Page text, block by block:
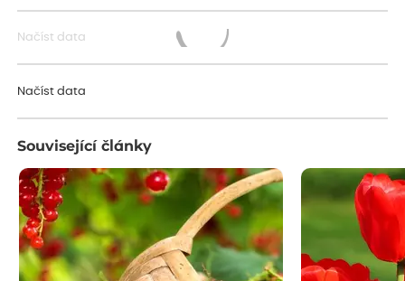
Načíst data
Načíst data
Související články